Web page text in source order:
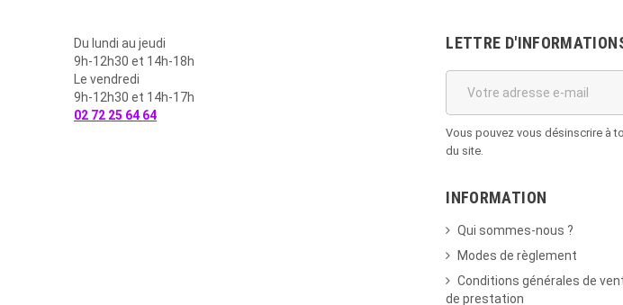
Du lundi au jeudi
9h-12h30 et 14h-18h
Le vendredi
9h-12h30 et 14h-17h
02 72 25 64 64
LETTRE
Vous pouvez vous désinscrire à
du site.
INFORMATION
Qui sommes-nous ?
Modes de règlement
Conditions générales de
de prestation